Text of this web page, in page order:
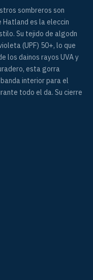
sombreros son
Hatland es la eleccin
Su tejido de algodn
(UPF) 50+, lo que
los dainos rayos UVA y
esta gorra
interior para el
todo el da. Su cierre